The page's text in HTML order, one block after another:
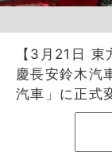
【3月21日
慶長安鈴木汽
汽車」に正式